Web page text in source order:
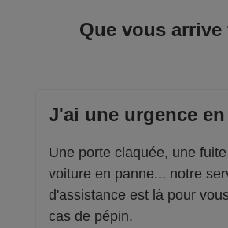
Que vous arrive
J'ai une urgence
Une porte claquée, une
voiture en panne... notre
d'assistance est là pour
cas de pépin.